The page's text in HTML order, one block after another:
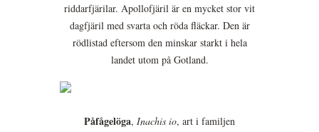
riddarfjärilar. Apollofjäril är en mycket stor vit
dagfjäril med svarta och röda fläckar. Den är
rödlistad eftersom den minskar starkt i hela
landet utom på Gotland.
Påfågelöga, Inachis io, art i familjen